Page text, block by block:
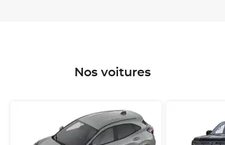
Nos voitures